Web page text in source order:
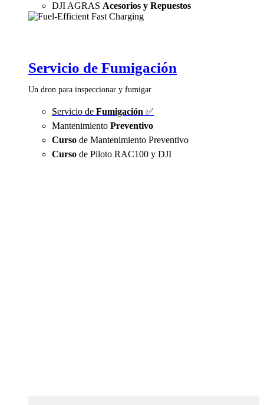
DJI AGRAS Acesorios y Repuestos
Servicio de Fumigación
Un dron para inspeccionar y fumigar
Servicio de Fumigación ✅
Mantenimiento Preventivo
Curso de Mantenimiento Preventivo
Curso de Piloto RAC100 y DJI